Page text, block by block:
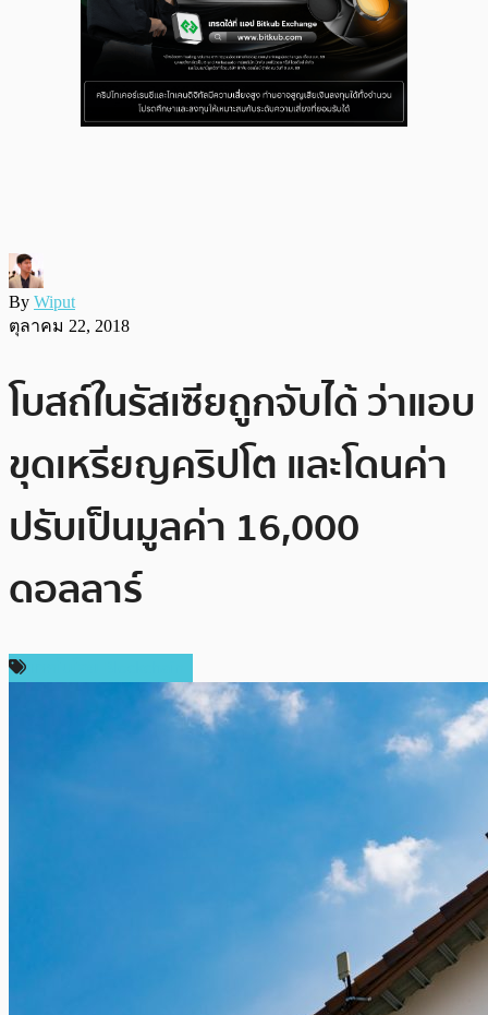
By Wiput
ตุลาคม 22, 2018
โบสถ์ในรัสเซียถูกจับได้ ว่าแอบ
ขุดเหรียญคริปโต และโดนค่า
ปรับเป็นมูลค่า 16,000
ดอลลาร์